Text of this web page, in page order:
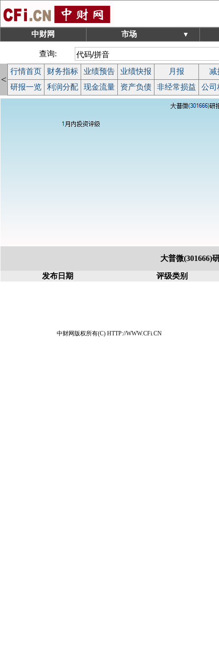
中财网 市场 ▼
查询:
<
行情首页 财务指标 业绩预告 业绩快报 月报
减
研报一览
利润分配 现金流量 资产负债 非经常损益 公司
大普微(301666)
发布日期 评级类别
中财网版权所有(C) HTTP://WWW.CFi.CN